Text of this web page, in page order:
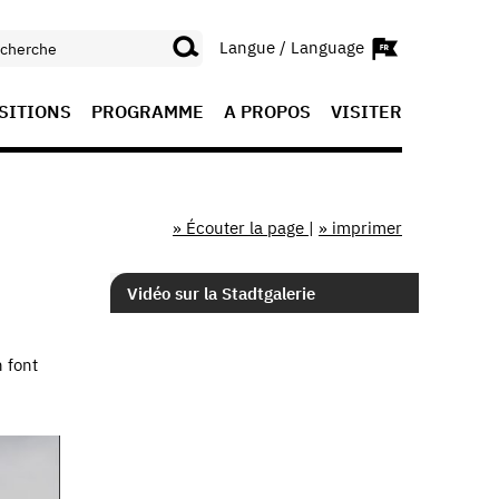
Langue / Language
PROGRAMME A PROPOS VISITER
» Écouter la page | » imprimer
font
Vidéo sur la Stadtgalerie